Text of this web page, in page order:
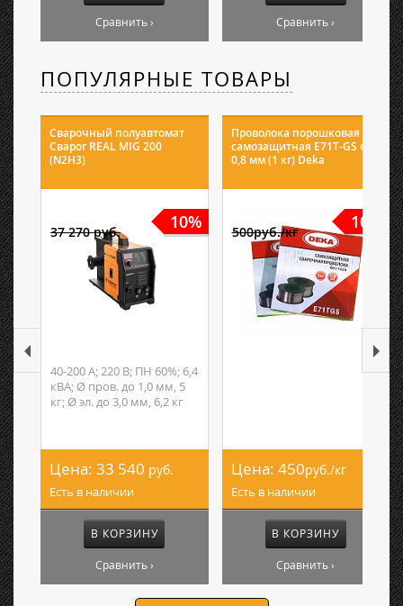
Сравнить › Сравнить ›
ПОПУЛЯРНЫЕ ТОВАРЫ
Сварочный полуавтомат
Сварог REAL MIG 200
(N2H3)
10%
37 270 руб.
40-200 А; 220 В; ПН 60%; 6,4
кВА; Ø пров. до 1,0 мм, 5
кг; Ø эл. до 3,0 мм, 6,2 кг
Цена: 33 540 руб.
Есть в наличии
В КОРЗИНУ
Сравнить ›
Проволока порошковая
самозащитная E71T-GS ф
0,8 мм (1 кг) Deka
10%
500руб./кг
Цена: 450руб./кг
Есть в наличии
В КОРЗИНУ
Сравнить ›